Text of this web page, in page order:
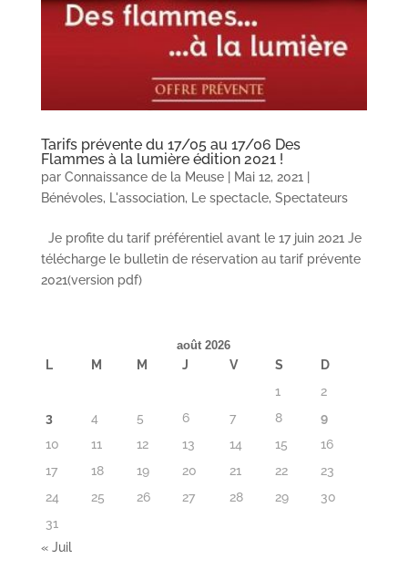
Tarifs prévente du 17/05 au 17/06 Des
Flammes à la lumière édition 2021 !
par Connaissance de la Meuse| Mai 12, 2021
Bénévoles, L'association, Le spectacle, Spectateurs
Je profite du tarif préférentiel avant le 17 juin 2021 Je
télécharge le bulletin de réservation au tarif prévente
2021(version pdf)
août 2026
L M M J V S
D
1
2
3
4 5 6 7 8
9
10
11 12 13 14 15
16
17
18 19 20 21 22
23
24
25 26 27 28 29
30
31
« Juil